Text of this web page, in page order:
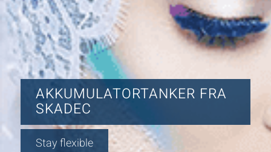
AKKUMULATORTANKER FRA
SKADEC
Stay flexible